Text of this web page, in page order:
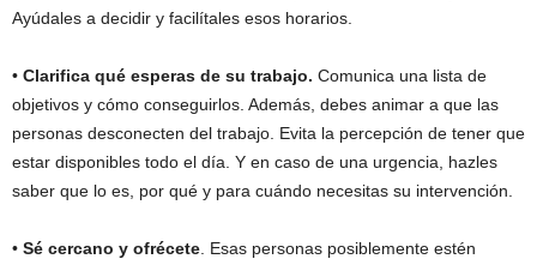
Ayúdales a decidir y facilítales esos horarios.
• Clarifica qué esperas de su trabajo. Comunica una lista de
objetivos y cómo conseguirlos. Además, debes animar a que las
personas desconecten del trabajo. Evita la percepción de tener que
estar disponibles todo el día. Y en caso de una urgencia, hazles
saber que lo es, por qué y para cuándo necesitas su intervención.
• Sé cercano y ofrécete . Esas personas posiblemente estén